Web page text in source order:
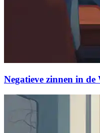
Negatieve zinnen in de